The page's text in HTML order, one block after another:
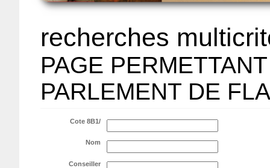
recherches
PAGE
PARLEMENT DE
Cote 8B1/
Nom
Conseiller